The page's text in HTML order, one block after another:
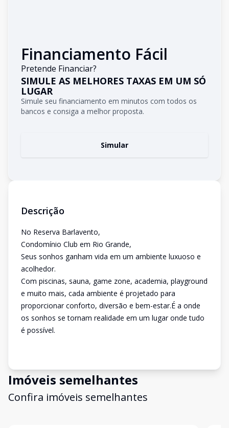
Financiamento Fácil
Pretende Financiar?
SIMULE AS MELHORES TAXAS EM UM SÓ
LUGAR
Simule seu financiamento em minutos com todos os
bancos e consiga a melhor proposta.
Simular
Descrição
No Reserva Barlavento,
Condomínio Club em Rio Grande,
Seus sonhos ganham vida em um ambiente luxuoso e
acolhedor.
Com piscinas, sauna, game zone, academia, playground
e muito mais, cada ambiente é projetado para
proporcionar conforto, diversão e bem-estar.É a onde
os sonhos se tornam realidade em um lugar onde tudo
é possível.
Imóveis semelhantes
Confira imóveis semelhantes